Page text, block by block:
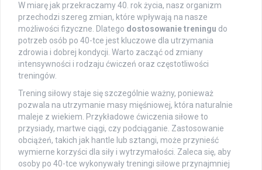
W miarę jak przekraczamy 40. rok życia, nasz organizm
przechodzi szereg zmian, które wpływają na nasze
możliwości fizyczne. Dlatego dostosowanie treningu do
potrzeb osób po 40-tce jest kluczowe dla utrzymania
zdrowia i dobrej kondycji. Warto zacząć od zmiany
intensywności i rodzaju ćwiczeń oraz częstotliwości
treningów.
Trening siłowy staje się szczególnie ważny, ponieważ
pozwala na utrzymanie masy mięśniowej, która naturalnie
maleje z wiekiem. Przykładowe ćwiczenia siłowe to
przysiady, martwe ciągi, czy podciąganie. Zastosowanie
obciążeń, takich jak hantle lub sztangi, może przynieść
wymierne korzyści dla siły i wytrzymałości. Zaleca się, aby
osoby po 40-tce wykonywały treningi siłowe przynajmniej